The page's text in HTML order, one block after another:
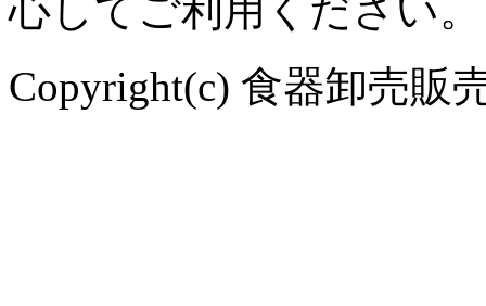
心してご利用ください。
Copyright(c) 食器卸売販